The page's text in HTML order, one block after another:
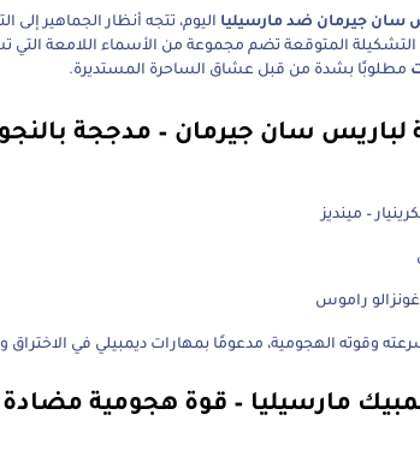
سان جيرمان ضد مارسيليا اليوم، تتجه أنظار الجماهير
المتوقعة تضم مجموعة من الأسماء اللامعة التي
مطلوبًا بشدة من قبل عشاق الساحرة المستديرة.
– مينديز
غونزالو راموس
وقوته الهجومية، مدعومًا بمهارات ديمبيلي في
مارسيليا – قوة هجومية مضادة